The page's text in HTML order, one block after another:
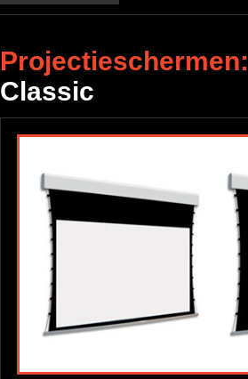
Projectieschermen:
Classic